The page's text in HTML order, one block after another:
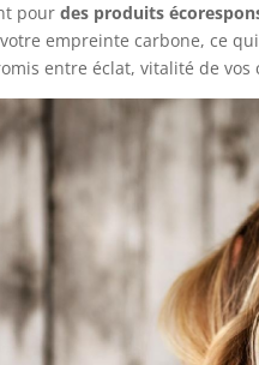
pourdes produits
empreinte carbone, ce
entre éclat, vitalité de vos